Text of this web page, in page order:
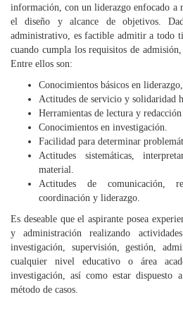
información, con un liderazgo enfocado a
el diseño y alcance de objetivos.
administrativo, es factible admitir a todo
cuando cumpla los requisitos de
Entre ellos son:
Conocimientos básicos en
Actitudes de servicio y solidaridad
Herramientas de lectura y
Conocimientos en investigación.
Facilidad para determinar
Actitudes sistemáticas,
material.
Actitudes de comunicación,
coordinación y liderazgo.
Es deseable que el aspirante posea
y administración realizando
investigación, supervisión, gestión,
cualquier nivel educativo o área
investigación, así como estar dispuesto
método de casos.